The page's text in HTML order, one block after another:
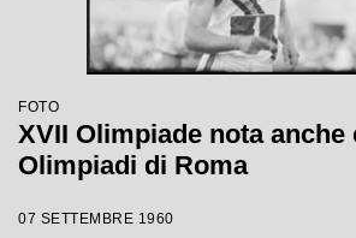
FOTO
XVII Olimpiade nota anche
Olimpiadi di Roma
07 SETTEMBRE 1960